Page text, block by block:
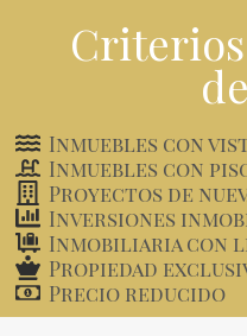
Inmuebles con
Inmuebles con
Proyectos de
Inversiones
Inmobiliaria con
Propiedad
Precio reducido